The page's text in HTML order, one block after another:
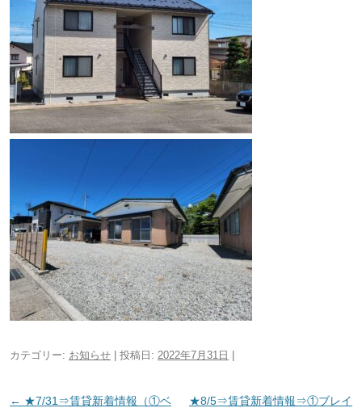
カテゴリー: お知らせ | 投稿日: 2022年7月31日
投
← ★7/31⇒賃貸新着情報（①ベ
★8/5⇒賃貸新着情報⇒①ブレイ